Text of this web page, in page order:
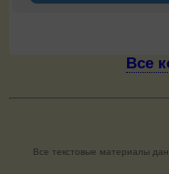
Все
Все текстовые материалы